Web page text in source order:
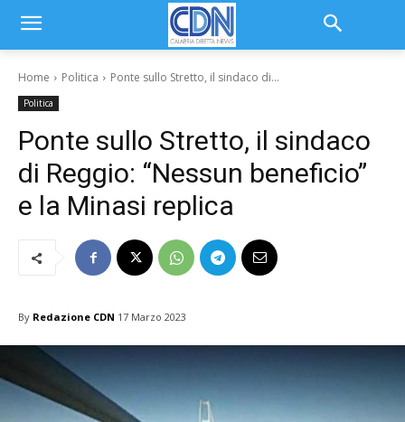
Home Politica Ponte sullo Stretto, il sindaco di...
Politica
Ponte sullo Stretto, il sindaco
di Reggio: “Nessun beneficio”
e la Minasi replica
By Redazione CDN 17 Marzo 2023